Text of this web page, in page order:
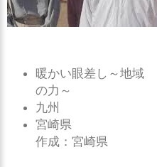
暖かい眼差し～地域
の力～
九州
宮崎県
作成：宮崎県